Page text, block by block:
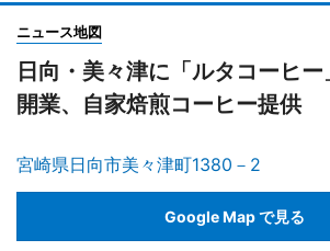
ニュース地図
日向・美々津に「ルタコーヒ
開業、自家焙煎コーヒー提供
宮崎県日向市美々津町1380－2
Google Map で見る